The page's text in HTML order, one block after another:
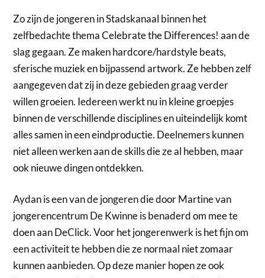
Zo zijn de jongeren in Stadskanaal binnen het
zelfbedachte thema Celebrate the Differences! aan de
slag gegaan. Ze maken hardcore/hardstyle beats,
sferische muziek en bijpassend artwork. Ze hebben zelf
aangegeven dat zij in deze gebieden graag verder
willen groeien. Iedereen werkt nu in kleine groepjes
binnen de verschillende disciplines en uiteindelijk komt
alles samen in een eindproductie. Deelnemers kunnen
niet alleen werken aan de skills die ze al hebben, maar
ook nieuwe dingen ontdekken.
Aydan is een van de jongeren die door Martine van
jongerencentrum De Kwinne is benaderd om mee te
doen aan DeClick. Voor het jongerenwerk is het fijn om
een activiteit te hebben die ze normaal niet zomaar
kunnen aanbieden. Op deze manier hopen ze ook